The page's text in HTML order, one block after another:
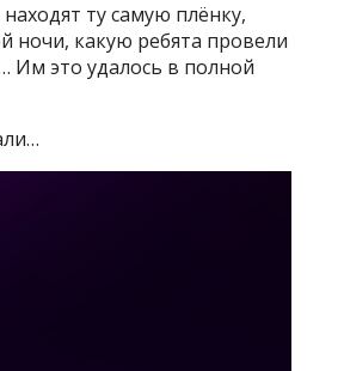
ту самую плёнку,
ночи, какую ребята провели
Им это удалось в полной